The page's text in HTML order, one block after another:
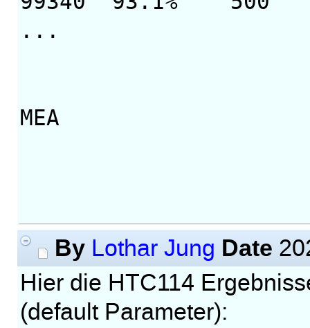
...
MEA
By Lothar Jung Date
Hier die HTC114
(default Parameter):